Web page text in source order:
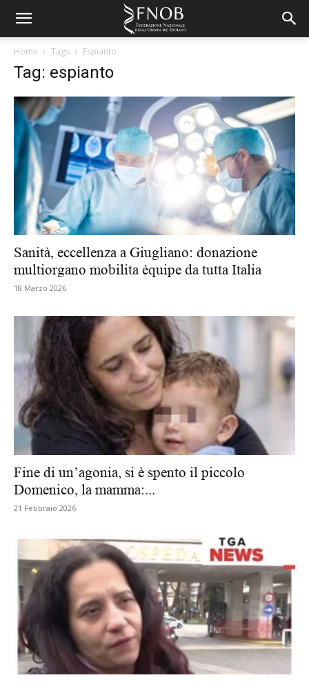
Home Tags Espianto
Tag: espianto
Sanità, eccellenza a Giugliano: donazione
multiorgano mobilita équipe da tutta Italia
18 Marzo 2026
Fine di un’agonia, si è spento il piccolo
Domenico, la mamma:...
21 Febbraio 2026